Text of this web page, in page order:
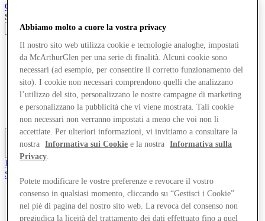
Cheshire Oaks
Search input
Negozi
Offerte
Pianifica la tua visita
Cosa c'è in programma
Mangia e Bevi
Gift Card
Servizi
Altro
Il Club
Salvata
it
Negozi
Offerte
Abbiamo molto a cuore la vostra privacy
Il nostro sito web utilizza cookie e tecnologie analoghe, impostati
da McArthurGlen per una serie di finalità. Alcuni cookie sono
necessari (ad esempio, per consentire il corretto funzionamento del
sito). I cookie non necessari comprendono quelli che analizzano
l’utilizzo del sito, personalizzano le nostre campagne di marketing
e personalizzano la pubblicità che vi viene mostrata. Tali cookie
non necessari non verranno impostati a meno che voi non li
accettiate. Per ulteriori informazioni, vi invitiamo a consultare la
nostra
Informativa sui Cookie e la nostra
Informativa sulla
Privacy
Potete modificare le vostre preferenze e revocare il vostro
consenso in qualsiasi momento, cliccando su “Gestisci i Cookie”
nel piè di pagina del nostro sito web. La revoca del consenso non
pregiudica la liceità del trattamento dei dati effettuato fino a quel